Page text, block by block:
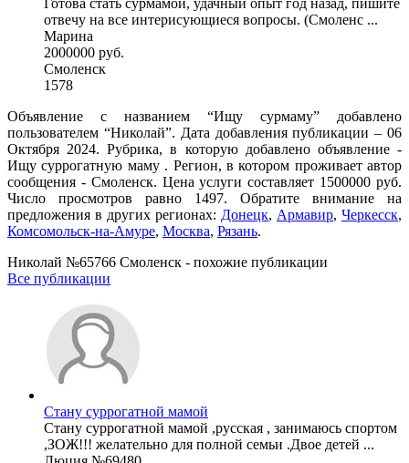
отвечу на все интерисующиеся вопросы. (Смоленс ...
Марина
2000000 руб.
Смоленск
1578
Объявление с названием “Ищу сурмаму” добавлено
пользователем “Николай”. Дата добавления публикации – 06
Октября 2024. Рубрика, в которую добавлено объявление -
Ищу суррогатную маму . Регион, в котором проживает автор
сообщения - Смоленск. Цена услуги составляет 1500000 руб.
Число просмотров равно 1497. Обратите внимание на
предложения в других регионах: Донецк, Армавир, Черкесск,
Комсомольск-на-Амуре, Москва, Рязань.
Николай №65766 Смоленск - похожие публикации
Все публикации
Стану суррогатной мамой
Стану суррогатной мамой ,русская , занимаюсь спортом
,ЗОЖ!!! желательно для полной семьи .Двое детей ...